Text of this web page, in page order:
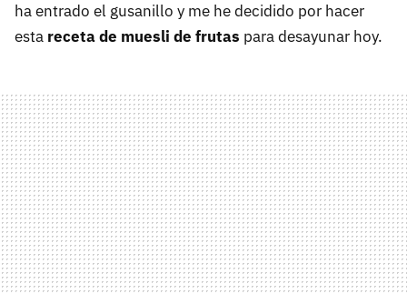
ha entrado el gusanillo y me he decidido por hacer
esta receta de muesli de frutas para desayunar hoy.